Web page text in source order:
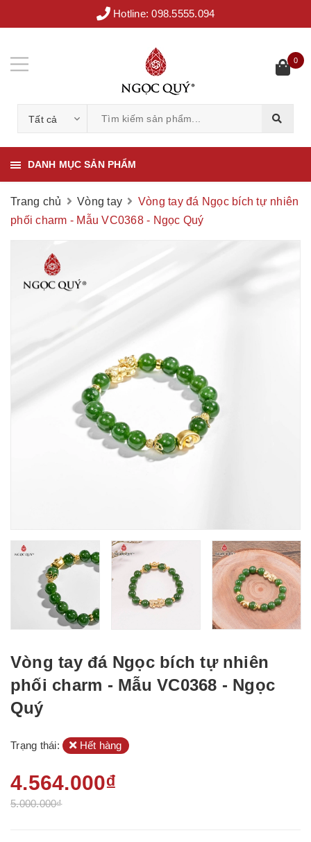
Hotline:098.5555.094
Tất cả
0
DANH MỤC SẢN PHẨM
Trang chủ Vòng tay
Vòng tay đá Ngọc bích tự nhiên
phối charm - Mẫu VC0368 - Ngọc Quý
Vòng tay đá Ngọc bích tự nhiên
phối charm - Mẫu VC0368 - Ngọc
Quý
Trạng thái: Hết hàng
4.564.000₫
5.000.000₫